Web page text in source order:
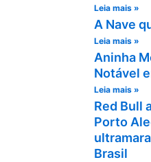
Leia mais »
A Nave
Leia mais »
Aninha
Notável
Leia mais »
Red Bull
Porto
Brasil